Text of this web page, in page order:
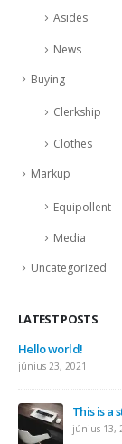
Asides
News
Buying
Clerkship
Clothes
Markup
Equipollent
Media
Uncategorized
LATEST POSTS
Hello world!
június 23, 2021
This is a
június 13,